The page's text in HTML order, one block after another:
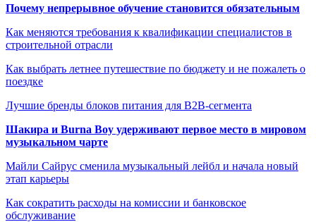
Почему непрерывное обучение становится обязательным
Как меняются требования к квалификации специалистов в
строительной отрасли
Как выбрать летнее путешествие по бюджету и не пожалеть о
поездке
Лучшие бренды блоков питания для B2B-сегмента
Шакира и Burna Boy удерживают первое место в мировом
музыкальном чарте
Майли Сайрус сменила музыкальный лейбл и начала новый
этап карьеры
Как сократить расходы на комиссии и банковское
обслуживание